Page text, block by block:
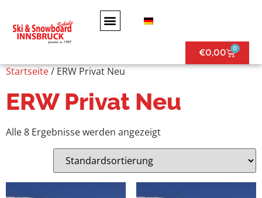
€0,00 0
Startseite/ ERW Privat Neu
ERW Privat Neu
Alle 8 Ergebnisse werden angezeigt